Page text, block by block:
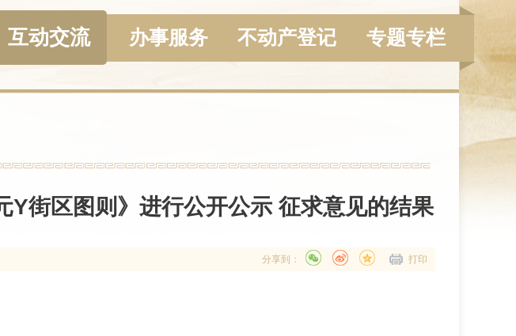
互动交流 办事服务 不动产登记 专题专栏
街区图则》进行公开公示 征求意见的结果
打印
分享到：